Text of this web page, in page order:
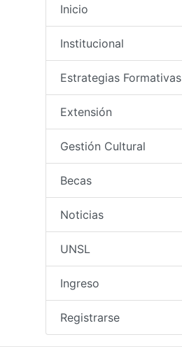
Inicio
Institucional
Estrategias Formativas
Extensión
Gestión Cultural
Becas
Noticias
UNSL
Ingreso
Registrarse